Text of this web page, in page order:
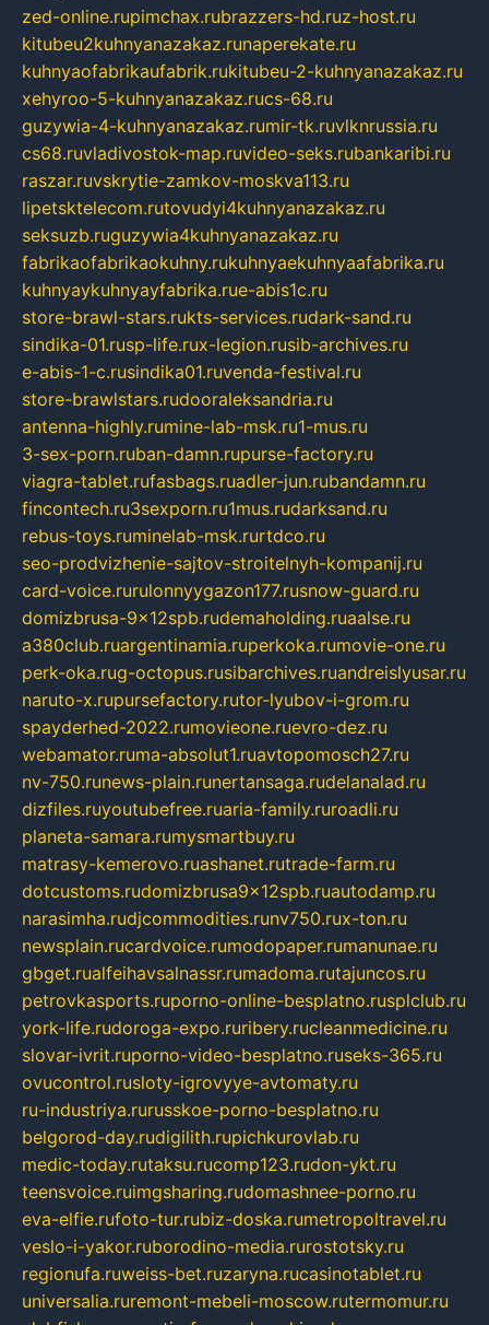
zed-online.rupimchax.rubrazzers-hd.ruz-host.ru
kitubeu2kuhnyanazakaz.runaperekate.ru
kuhnyaofabrikaufabrik.rukitubeu-2-kuhnyanazakaz.ru
xehyroo-5-kuhnyanazakaz.rucs-68.ru
guzywia-4-kuhnyanazakaz.rumir-tk.ruvlknrussia.ru
cs68.ruvladivostok-map.ruvideo-seks.rubankaribi.ru
raszar.ruvskrytie-zamkov-moskva113.ru
lipetsktelecom.rutovudyi4kuhnyanazakaz.ru
seksuzb.ruguzywia4kuhnyanazakaz.ru
fabrikaofabrikaokuhny.rukuhnyaekuhnyaafabrika.ru
kuhnyaykuhnyayfabrika.rue-abis1c.ru
store-brawl-stars.rukts-services.rudark-sand.ru
sindika-01.rusp-life.rux-legion.rusib-archives.ru
e-abis-1-c.rusindika01.ruvenda-festival.ru
store-brawlstars.rudooraleksandria.ru
antenna-highly.rumine-lab-msk.ru1-mus.ru
3-sex-porn.ruban-damn.rupurse-factory.ru
viagra-tablet.rufasbags.ruadler-jun.rubandamn.ru
fincontech.ru3sexporn.ru1mus.rudarksand.ru
rebus-toys.ruminelab-msk.rurtdco.ru
seo-prodvizhenie-sajtov-stroitelnyh-kompanij.ru
card-voice.rurulonnyygazon177.rusnow-guard.ru
domizbrusa-9x12spb.rudemaholding.ruaalse.ru
a380club.ruargentinamia.ruperkoka.rumovie-one.ru
perk-oka.rug-octopus.rusibarchives.ruandreislyusar.ru
naruto-x.rupursefactory.rutor-lyubov-i-grom.ru
spayderhed-2022.rumovieone.ruevro-dez.ru
webamator.ruma-absolut1.ruavtopomosch27.ru
nv-750.runews-plain.runertansaga.rudelanalad.ru
dizfiles.ruyoutubefree.ruaria-family.ruroadli.ru
planeta-samara.rumysmartbuy.ru
matrasy-kemerovo.ruashanet.rutrade-farm.ru
dotcustoms.rudomizbrusa9x12spb.ruautodamp.ru
narasimha.rudjcommodities.runv750.rux-ton.ru
newsplain.rucardvoice.rumodopaper.rumanunae.ru
gbget.rualfeihavsalnassr.rumadoma.rutajuncos.ru
petrovkasports.ruporno-online-besplatno.rusplclub.ru
york-life.rudoroga-expo.ruribery.rucleanmedicine.ru
slovar-ivrit.ruporno-video-besplatno.ruseks-365.ru
ovucontrol.rusloty-igrovyye-avtomaty.ru
ru-industriya.rurusskoe-porno-besplatno.ru
belgorod-day.rudigilith.rupichkurovlab.ru
medic-today.rutaksu.rucomp123.rudon-ykt.ru
teensvoice.ruimgsharing.rudomashnee-porno.ru
eva-elfie.rufoto-tur.rubiz-doska.rumetropoltravel.ru
veslo-i-yakor.ruborodino-media.rurostotsky.ru
regionufa.ruweiss-bet.ruzaryna.rucasinotablet.ru
universalia.ruremont-mebeli-moscow.rutermomur.ru